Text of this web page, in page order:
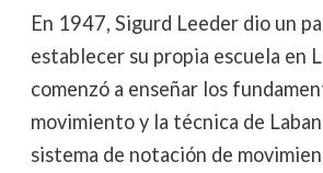
En 1947, Sigurd Leeder dio un
establecer su propia escuela en
comenzó a enseñar los
movimiento y la técnica de
sistema de notación de